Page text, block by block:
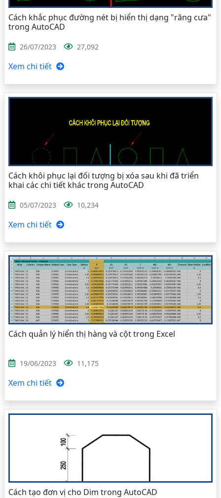
Cách khắc phục đường nét bị hiển thị dạng "răng cưa"
trong AutoCAD
26/07/2023 27,092
Xem chi tiết
Cách khôi phục lại đối tượng bị xóa sau khi đã triển
khai các chi tiết khác trong AutoCAD
05/07/2023 10,234
Xem chi tiết
Cách quản lý hiển thị hàng và cột trong Excel
19/06/2023 11,175
Xem chi tiết
Cách tạo đơn vị cho Dim trong AutoCAD